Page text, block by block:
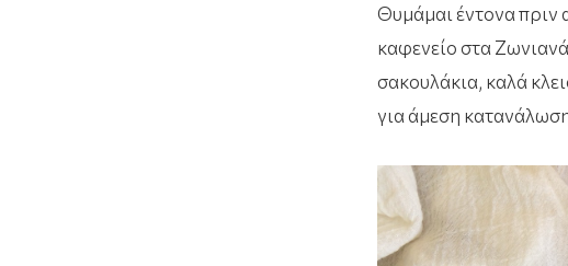
Θυμάμαι έντονα πριν
καφενείο στα
σακουλάκια, καλά
για άμεση